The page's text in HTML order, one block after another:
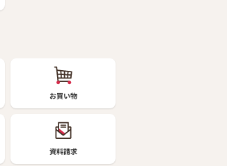
お買い物
資料請求